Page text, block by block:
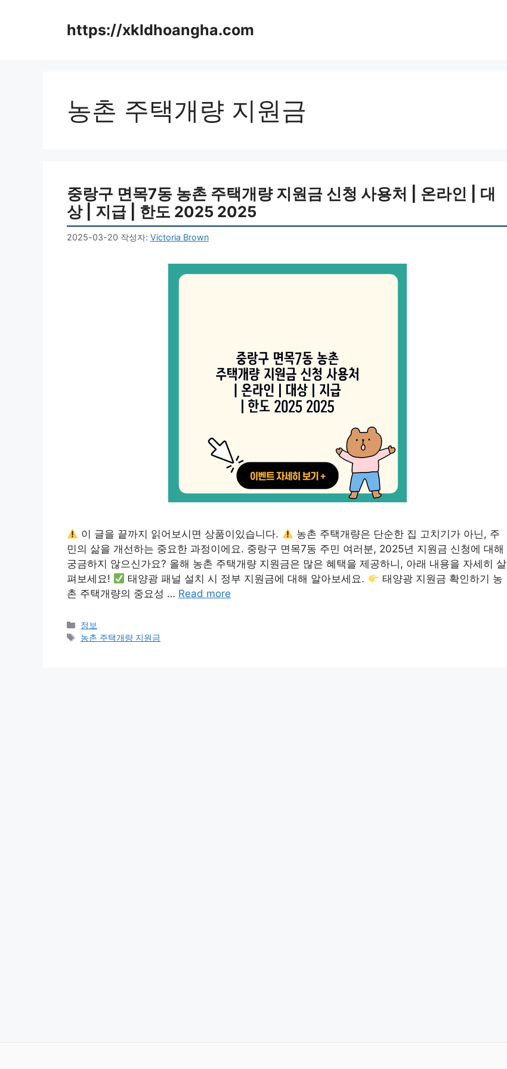
https://xkldhoangha.com
농촌 주택개량 지원금
중랑구 면목7동 농촌 주택개량 지원금 신청 사용처 | 온라인 | 대
상 | 지급 | 한도 2025 2025
2025-03-20 작성자: Victoria Brown
이 글을 끝까지 읽어보시면 상품이있습니다.
농촌 주택개량은 단순한 집 고치기가 아닌, 주
민의 삶을 개선하는 중요한 과정이에요. 중랑구 면목7동 주민 여러분, 2025년 지원금 신청에 대해
궁금하지 않으신가요? 올해 농촌 주택개량 지원금은 많은 혜택을 제공하니, 아래 내용을 자세히 살
펴보세요!
태양광 패널 설치 시 정부 지원금에 대해 알아보세요.
태양광 지원금 확인하기 농
촌 주택개량의 중요성 … Read more
카
테
정보
태
농촌 주택개량 지원금